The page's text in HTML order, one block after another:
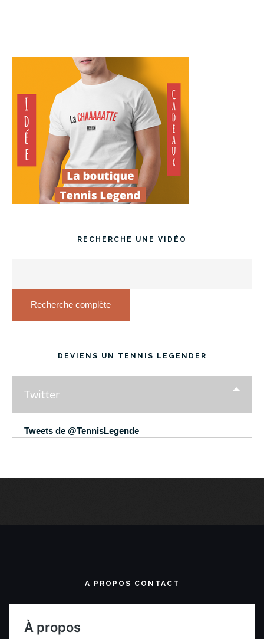
RECHERCHE UNE VIDÉO
Recherche complète
DEVIENS UN TENNIS LEGENDER
Twitter
Tweets de @TennisLegende
A PROPOS CONTACT